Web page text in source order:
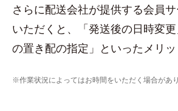
さらに配送会社が提供する会員
いただくと、「発送後の日時変
の置き配の指定」といったメリッ
※作業状況によってはお時間をいただく場合があり